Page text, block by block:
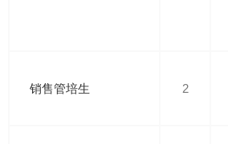
销售管培生 2